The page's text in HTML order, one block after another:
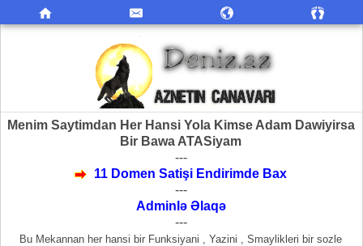
Menim Saytimdan Her Hansi Yola Kimse Adam Dawiyirsa
Bir Bawa ATASiyam
---
11 Domen Satişi Endirimde Bax
---
Adminlə Əlaqə
---
Bu Mekannan her hansi bir Funksiyani , Yazini , Smaylikleri bir sozle